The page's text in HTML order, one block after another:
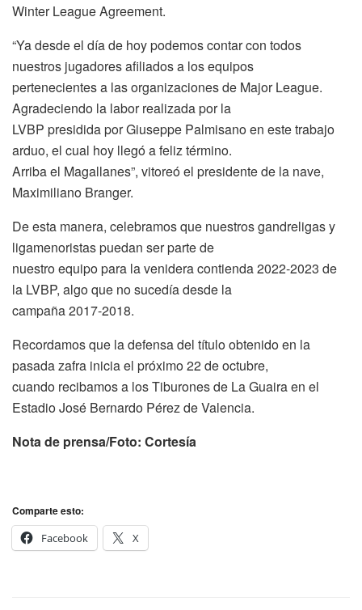
Winter League Agreement.
“Ya desde el día de hoy podemos contar con todos
nuestros jugadores afiliados a los equipos
pertenecientes a las organizaciones de Major League.
Agradeciendo la labor realizada por la
LVBP presidida por Giuseppe Palmisano en este trabajo
arduo, el cual hoy llegó a feliz término.
Arriba el Magallanes”, vitoreó el presidente de la nave,
Maximiliano Branger.
De esta manera, celebramos que nuestros gandreligas y
ligamenoristas puedan ser parte de
nuestro equipo para la venidera contienda 2022-2023 de
la LVBP, algo que no sucedía desde la
campaña 2017-2018.
Recordamos que la defensa del título obtenido en la
pasada zafra inicia el próximo 22 de octubre,
cuando recibamos a los Tiburones de La Guaira en el
Estadio José Bernardo Pérez de Valencia.
Nota de prensa/Foto: Cortesía
Comparte esto:
Facebook
X